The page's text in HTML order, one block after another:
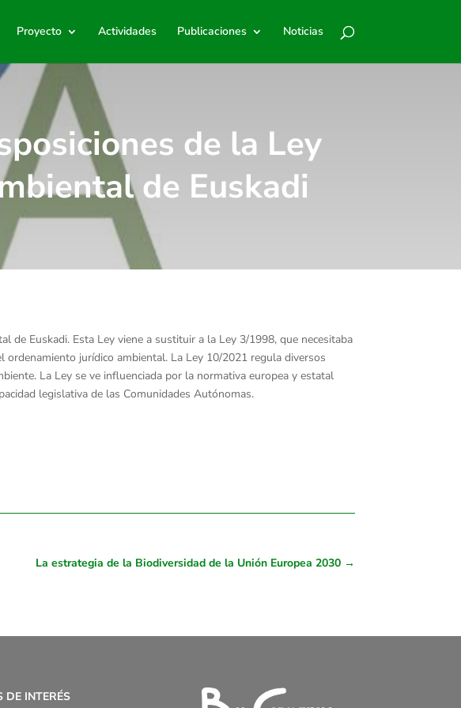
Proyecto Actividades Publicaciones Noticias
de la Ley
de Euskadi
de Euskadi. Esta Ley viene a sustituir a la Ley 3/1998, que necesitaba
jurídico ambiental. La Ley 10/2021 regula diversos
La Ley se ve influenciada por la normativa europea y estatal
legislativa de las Comunidades Autónomas.
La estrategia de la Biodiversidad de la Unión Europea 2030→
DE INTERÉS